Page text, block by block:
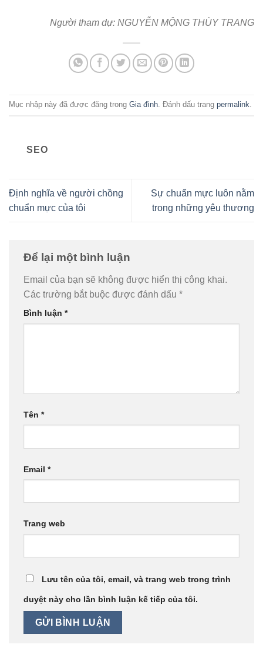
Người tham dự: NGUYỄN MỘNG THÙY TRANG
Mục nhập này đã được đăng trong Gia đình. Đánh dấu trang permalink.
SEO
Định nghĩa về người chồng
chuẩn mực của tôi
Sự chuẩn mực luôn nằm
trong những yêu thương
Để lại một bình luận
Email của bạn sẽ không được hiển thị công khai.
Các trường bắt buộc được đánh dấu *
Bình luận *
Tên *
Email *
Trang web
Lưu tên của tôi, email, và trang web trong trình
duyệt này cho lần bình luận kế tiếp của tôi.